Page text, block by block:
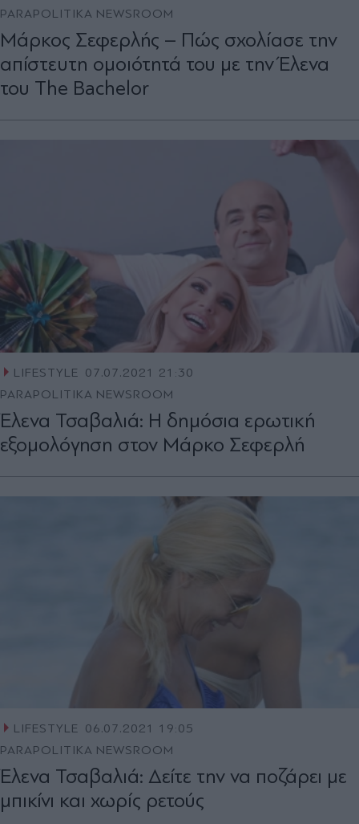
PARAPOLITIKA NEWSROOM
Μάρκος Σεφερλής – Πώς σχολίασε την
απίστευτη ομοιότητά του με την Έλενα
του The Bachelor
LIFESTYLE 07.07.2021 21:30
PARAPOLITIKA NEWSROOM
Έλενα Τσαβαλιά: Η δημόσια ερωτική
εξομολόγηση στον Μάρκο Σεφερλή
LIFESTYLE 06.07.2021 19:05
PARAPOLITIKA NEWSROOM
Έλενα Τσαβαλιά: Δείτε την να ποζάρει με
μπικίνι και χωρίς ρετούς